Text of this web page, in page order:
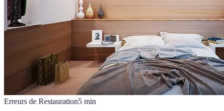
Erreurs de Restauration5 min